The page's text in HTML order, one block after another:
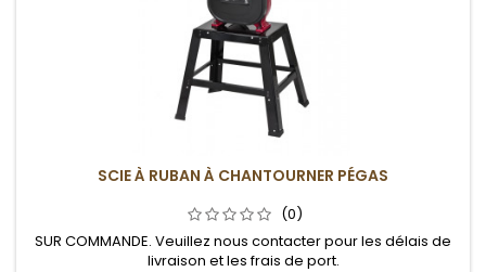
SCIE À RUBAN À CHANTOURNER PÉGAS
(0)
SUR COMMANDE. Veuillez nous contacter pour les délais de
livraison et les frais de port.